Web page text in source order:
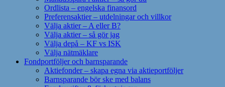
Ordlista – engelska finansord
Preferensaktier – utdelningar och villkor
Välja aktier – A eller B?
Välja aktier – så gör jag
Välja depå – KF vs ISK
Välja nätmäklare
Fondportföljer och barnsparande
Aktiefonder – skapa egna via aktieportföljer
Barnsparande bör ske med balans